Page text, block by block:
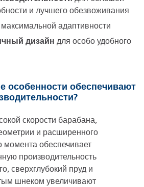
и лучшего обезвоживания
адаптивности
дизайн для особо удобного
особенности обеспечивают
скорости барабана,
и расширенного
момента обеспечивает
производительность
сверхглубокий пруд и
шнеком увеличивают